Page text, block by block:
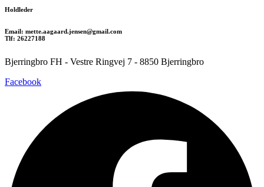
Holdleder
Email: mette.aagaard.jensen@gmail.com
Tlf: 26227188
Bjerringbro FH - Vestre Ringvej 7 - 8850 Bjerringbro
Facebook